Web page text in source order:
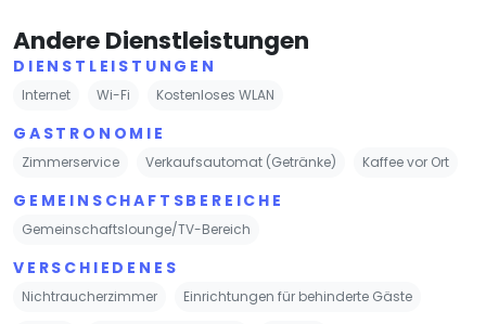
Andere Dienstleistungen
DIENSTLEISTUNGEN
Internet Wi-Fi Kostenloses WLAN
GASTRONOMIE
Zimmerservice Verkaufsautomat (Getränke) Kaffee vor Ort
GEMEINSCHAFTSBEREICHE
Gemeinschaftslounge/TV-Bereich
VERSCHIEDENES
Nichtraucherzimmer Einrichtungen für behinderte Gäste